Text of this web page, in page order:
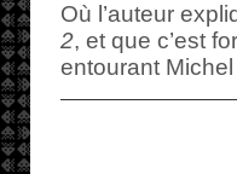
Où l’auteur
2, et que c’est
entourant